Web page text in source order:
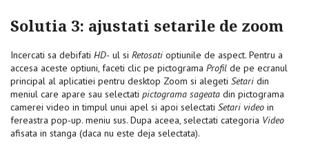
Solutia 3: ajustati setarile de zoom
Incercati sa debifati HD- ul si Retosati optiunile de aspect. Pentru a
accesa aceste optiuni, faceti clic pe pictograma Profil de pe ecranul
principal al aplicatiei pentru desktop Zoom si alegeti Setari din
meniul care apare sau selectati pictograma sageata din pictograma
camerei video in timpul unui apel si apoi selectati Setari video in
fereastra pop-up. meniu sus. Dupa aceea, selectati categoria Video
afisata in stanga (daca nu este deja selectata).